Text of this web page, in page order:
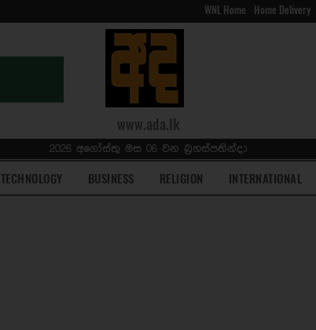
WNL Home Home Delivery
www.ada.lk
2026 අගෝස්තු මස 06 වන බ්‍රහස්පතින්දා
TECHNOLOGY BUSINESS RELIGION INTERNATIONAL